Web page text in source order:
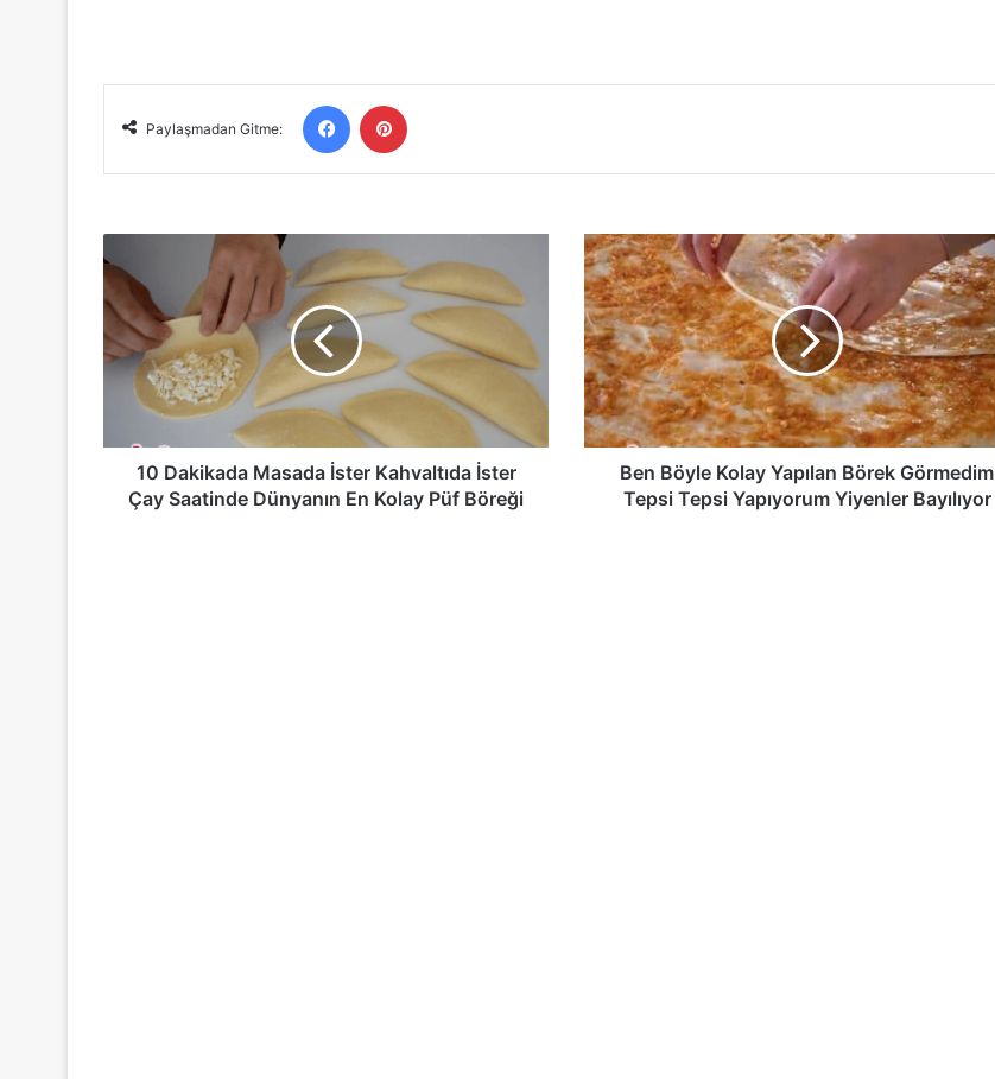
Paylaşmadan Gitme:
Facebook
Dakikada
Masada
İster
Kahvaltıda
İster
Saatinde
Dünyanın
Kolay
10 Dakikada Masada İster Kahvaltıda İster
Çay Saatinde Dünyanın En Kolay Püf Böreği
Ben
Böyle
Kolay
Yapılan
Börek
Görmedim
Tepsi
Tepsi
Yapıyorum
Yiyenler
Bayılıyor
Ben Böyle Kolay Yapılan Börek Görmedim
Tepsi Tepsi Yapıyorum Yiyenler Bayılıyor